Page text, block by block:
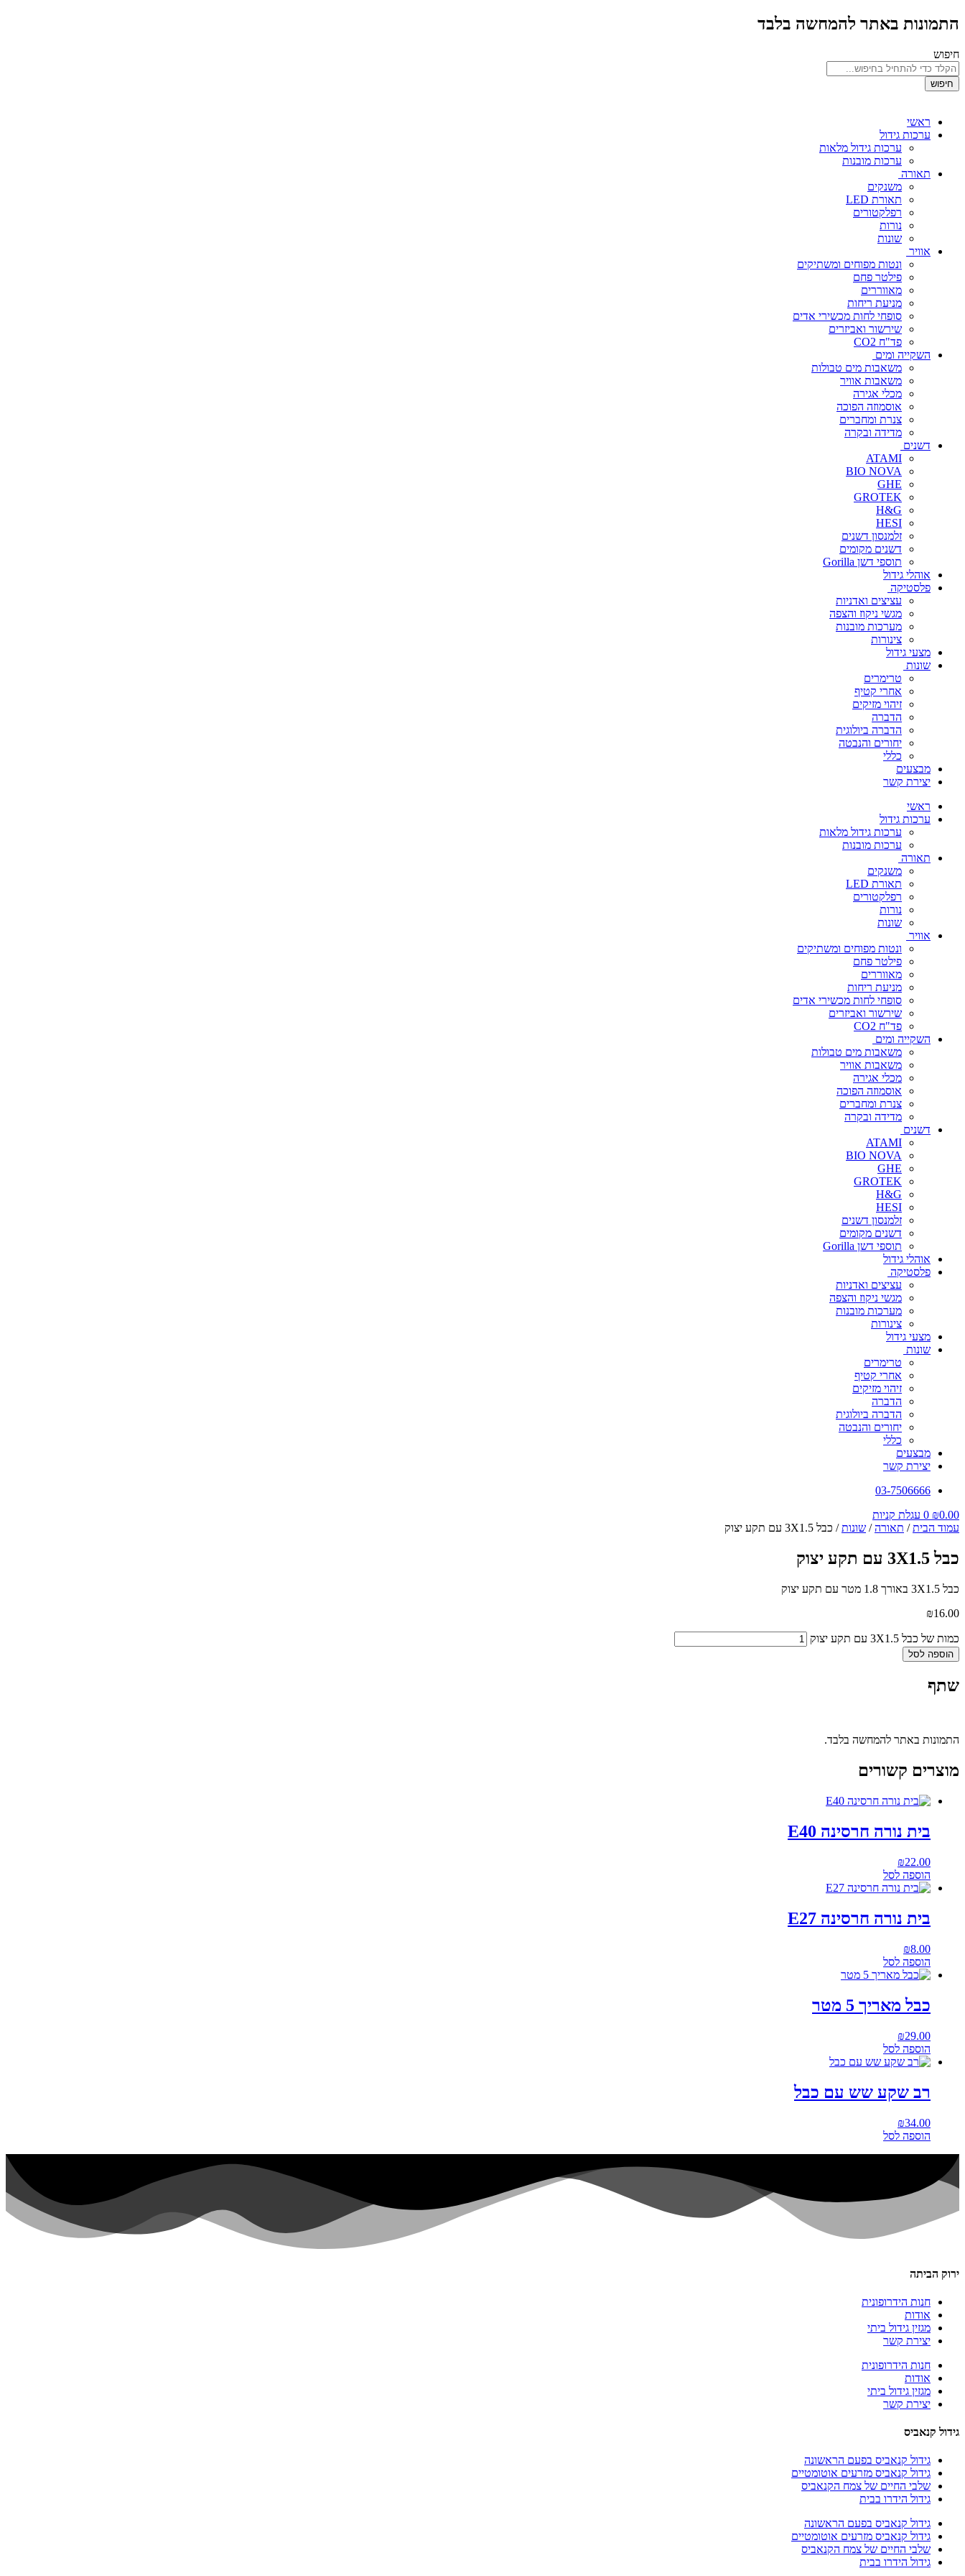
התמונות באתר להמחשה בלבד
חיפוש
חיפוש
ראשי
ערכות גידול
ערכות גידול מלאות
ערכות מובנות
תאורה
משנקים
תאורת LED
רפלקטורים
נורות
שונות
אוויר
ונטות מפוחים ומשתיקים
פילטר פחם
מאווררים
מניעת ריחות
סופחי לחות מכשירי אדים
שירשור ואביזרים
פד"ח CO2
השקייה ומים
משאבות מים טבולות
משאבות אוויר
מכלי אגירה
אוסמוזה הפוכה
צנרת ומחברים
מדידה ובקרה
דשנים
ATAMI
BIO NOVA
GHE
GROTEK
H&G
HESI
זלמנסון דשנים
דשנים מקומים
תוספי דשן Gorilla
אוהלי גידול
פלסטיקה
עציצים ואדניות
מגשי ניקוז והצפה
מערכות מובנות
צינורות
מצעי גידול
שונות
טרימרים
אחרי קטיף
זיהוי מזיקים
הדברה
הדברה ביולוגית
יחורים והנבטה
כללי
מבצעים
יצירת קשר
ראשי
ערכות גידול
ערכות גידול מלאות
ערכות מובנות
תאורה
משנקים
תאורת LED
רפלקטורים
נורות
שונות
אוויר
ונטות מפוחים ומשתיקים
פילטר פחם
מאווררים
מניעת ריחות
סופחי לחות מכשירי אדים
שירשור ואביזרים
פד"ח CO2
השקייה ומים
משאבות מים טבולות
משאבות אוויר
מכלי אגירה
אוסמוזה הפוכה
צנרת ומחברים
מדידה ובקרה
דשנים
ATAMI
BIO NOVA
GHE
GROTEK
H&G
HESI
זלמנסון דשנים
דשנים מקומים
תוספי דשן Gorilla
אוהלי גידול
פלסטיקה
עציצים ואדניות
מגשי ניקוז והצפה
מערכות מובנות
צינורות
מצעי גידול
שונות
טרימרים
אחרי קטיף
זיהוי מזיקים
הדברה
הדברה ביולוגית
יחורים והנבטה
כללי
מבצעים
יצירת קשר
03-7506666
₪0.00
0 עגלת קניות
עמוד הבית/ תאורה/ שונות/ כבל 3X1.5 עם תקע יצוק
כבל 3X1.5 עם תקע יצוק
כבל 3X1.5 באורך 1.8 מטר עם תקע יצוק
₪16.00
כמות של כבל 3X1.5 עם תקע יצוק
הוספה לסל
שתף
התמונות באתר להמחשה בלבד.
מוצרים קשורים
בית נורה חרסינה E40
₪22.00
הוספה לסל
בית נורה חרסינה E27
₪8.00
הוספה לסל
כבל מאריך 5 מטר
₪29.00
הוספה לסל
רב שקע שש עם כבל
₪34.00
הוספה לסל
ירוק הביתה
חנות הידרופונית
אודות
מגזין גידול ביתי
יצירת קשר
חנות הידרופונית
אודות
מגזין גידול ביתי
יצירת קשר
גידול קנאביס
גידול קנאביס בפעם הראשונה
גידול קנאביס מזרעים אוטומטיים
שלבי החיים של צמח הקנאביס
גידול הידרו בבית
גידול קנאביס בפעם הראשונה
גידול קנאביס מזרעים אוטומטיים
שלבי החיים של צמח הקנאביס
גידול הידרו בבית